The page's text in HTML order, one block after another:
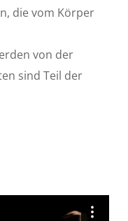
die vom Körper
von der
sind Teil der